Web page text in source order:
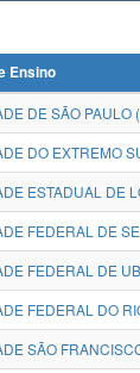
Ensino
DE SÃO PAULO
DO EXTREMO
ESTADUAL DE
FEDERAL DE
FEDERAL DE
FEDERAL DO
SÃO